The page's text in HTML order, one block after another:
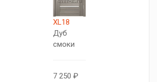
XL18
Дуб
смоки
7 250 ₽